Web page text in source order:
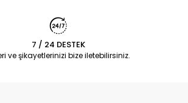
7 / 24 DESTEK
ve şikayetlerinizi bize iletebilirsiniz.